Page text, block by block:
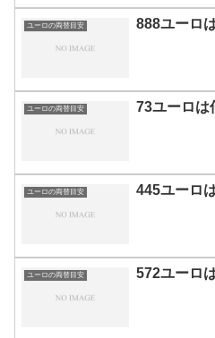
ユーロの両替目安 888ユーロ
ユーロの両替目安 73ユーロは
ユーロの両替目安 445ユーロ
ユーロの両替目安 572ユーロ